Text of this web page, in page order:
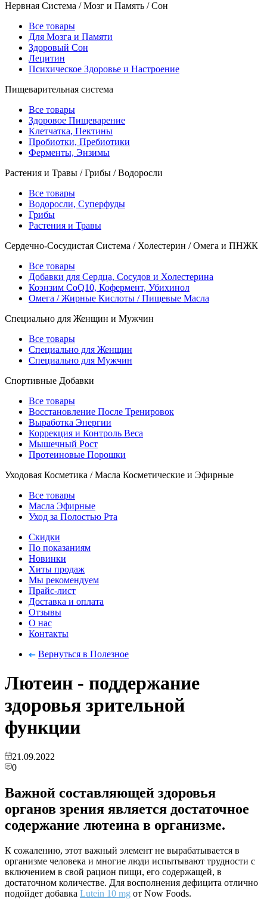
Нервная Система / Мозг и Память / Сон
Все товары
Для Мозга и Памяти
Здоровый Сон
Лецитин
Психическое Здоровье и Настроение
Пищеварительная система
Все товары
Здоровое Пищеварение
Клетчатка, Пектины
Пробиотки, Пребиотики
Ферменты, Энзимы
Растения и Травы / Грибы / Водоросли
Все товары
Водоросли, Суперфуды
Грибы
Растения и Травы
Сердечно-Сосудистая Система / Холестерин / Омега и ПНЖК
Все товары
Добавки для Сердца, Сосудов и Холестерина
Коэнзим CoQ10, Кофермент, Убихинол
Омега / Жирные Кислоты / Пищевые Масла
Специально для Женщин и Мужчин
Все товары
Специально для Женщин
Специально для Мужчин
Спортивные Добавки
Все товары
Восстановление После Тренировок
Выработка Энергии
Коррекция и Контроль Веса
Мышечный Рост
Протеиновые Порошки
Уходовая Косметика / Масла Косметические и Эфирные
Все товары
Масла Эфирные
Уход за Полостью Рта
Скидки
По показаниям
Новинки
Хиты продаж
Мы рекомендуем
Прайс-лист
Доставка и оплата
Отзывы
О нас
Контакты
Вернуться в Полезное
Лютеин - поддержание
здоровья зрительной
функции
21.09.2022
0
Важной составляющей здоровья
органов зрения является достаточное
содержание лютеина в организме.
К сожалению, этот важный элемент не вырабатывается в
организме человека и многие люди испытывают трудности с
включением в свой рацион пищи, его содержащей, в
достаточном количестве. Для восполнения дефицита отлично
подойдет добавка Lutein 10 mg от Now Foods.